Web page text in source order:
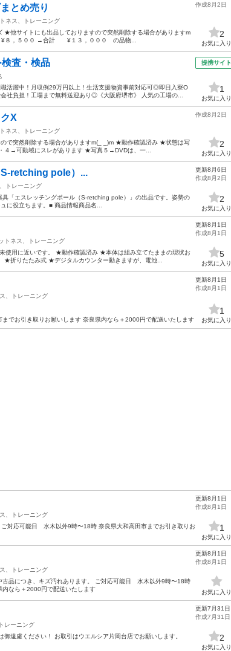
とめ売り
ネス、トレーニング
サイトにも出品しておりますので突然削除する場合がありますm
，５００ →合計 ¥１３，０００ の品物...
作成8月2日
2
お気に入り
査・検品
活躍中！月収例29万円以上！生活支援物資事前対応可◎即日入寮O
社負担！工場まで無料送迎あり◎《大阪府堺市》 人気の工場の...
提携サイト
1
お気に入り
X
ネス、トレーニング
で突然削除する場合がありますm(_ _)m ★動作確認済み ★状態は写
→可動域にスレがあります ★写真５→DVDは、一...
作成8月2日
2
お気に入り
S-retching pole）...
トレーニング
「エスレッチングポール（S-retching pole）」の出品です。 ​姿勢の
役立ちます。 ​■ 商品情報 ​商品名...
更新8月6日
作成8月2日
2
お気に入り
トネス、トレーニング
用に近いです。 ★動作確認済み ★本体は組み立てたままの現状お
りたたみ式 ★デジタルカウンター動きますが、電池...
更新8月1日
作成8月1日
5
お気に入り
、トレーニング
でお引き取りお願いします 奈良県内なら＋2000円で配送いたします
更新8月1日
作成8月1日
1
お気に入り
、トレーニング
対応可能日 水木以外9時〜18時 奈良県大和高田市までお引き取りお
更新8月1日
作成8月1日
1
お気に入り
、トレーニング
古品につき、キズ汚れあります。 ご対応可能日 水木以外9時〜18時
なら＋2000円で配送いたします
更新8月1日
作成8月1日
お気に入り
レーニング
遠慮ください！ お取引はウエルシア片岡台店でお願いします。
更新7月31日
作成7月31日
2
お気に入り